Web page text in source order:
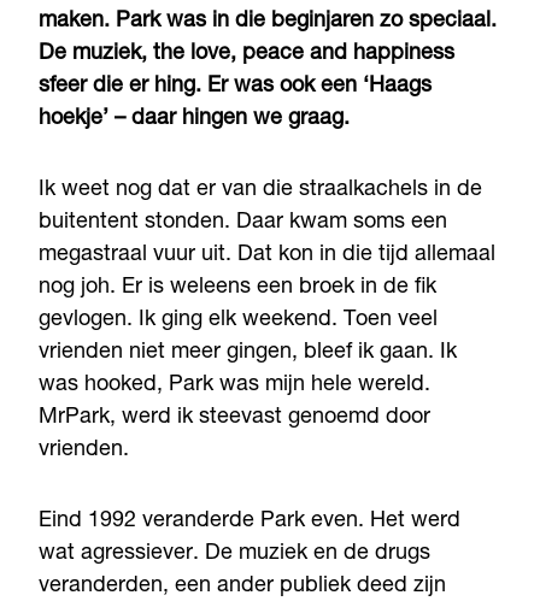
maken. Park was in die beginjaren zo speciaal.
De muziek, the love, peace and happiness
sfeer die er hing. Er was ook een ‘Haags
hoekje’ – daar hingen we graag.
Ik weet nog dat er van die straalkachels in de
buitentent stonden. Daar kwam soms een
megastraal vuur uit. Dat kon in die tijd allemaal
nog joh. Er is weleens een broek in de fik
gevlogen. Ik ging elk weekend. Toen veel
vrienden niet meer gingen, bleef ik gaan. Ik
was hooked, Park was mijn hele wereld.
MrPark, werd ik steevast genoemd door
vrienden.
Eind 1992 veranderde Park even. Het werd
wat agressiever. De muziek en de drugs
veranderden, een ander publiek deed zijn